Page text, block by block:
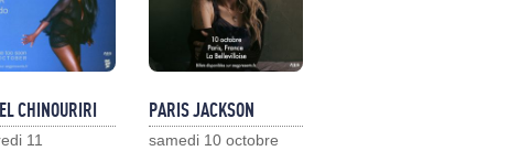
CHINOURIRI
11
PARIS JACKSON
samedi 10 octobre